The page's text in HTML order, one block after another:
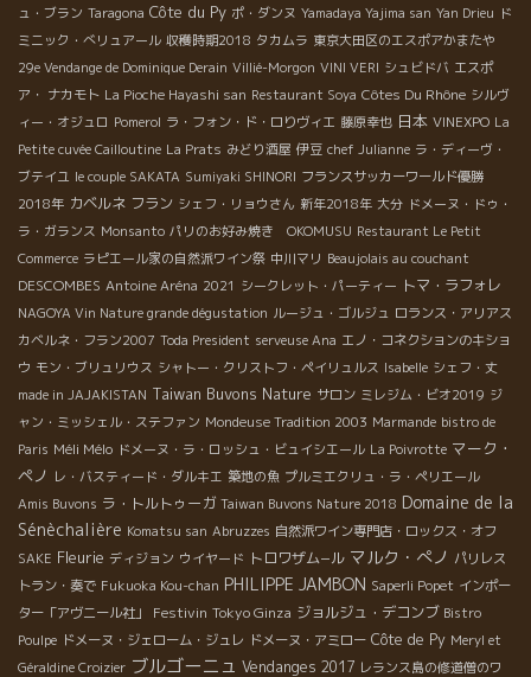
ュ・ブラン Taragona Côte du Py ポ・ダンヌ Yamadaya Yajima san Yan Drieu ド
ミニック・べリュアール 収穫時期2018 タカムラ 東京大田区のエスポアかまたや
29e Vendange de Dominique Derain Villié-Morgon VINI VERI シュビドバ エスポ
ア・ ナカモト La Pioche Hayashi san Restaurant Soya Côtes Du Rhône シルヴ
ィー・オジュロ Pomerol ラ・フォン・ド・ロりヴィエ 藤原幸也 日本 VINEXPO La
Petite cuvée Cailloutine La Prats みどり酒屋 伊豆 chef Julianne ラ・ディーヴ・
ブテイユ le couple SAKATA Sumiyaki SHINORI フランスサッカーワールド優勝
2018年 カベルネ フラン シェフ・リョウさん 新年2018年 大分 ドメーヌ・ドゥ・
ラ・ガランス Monsanto パリのお好み焼き OKOMUSU Restaurant Le Petit
Commerce ラピエール家の自然派ワイン祭 中川マリ Beaujolais au couchant
DESCOMBES Antoine Aréna 2021 シークレット・パーティー トマ・ラフォレ
NAGOYA Vin Nature grande dégustation ルージュ・ゴルジュ ロランス・アリアス
カベルネ・フラン2007 Toda President serveuse Ana エノ・コネクションのキショ
ウ モン・ブリュリウス シャトー・クリストフ・ペイリュルス Isabelle シェフ・丈
made in JAJAKISTAN Taiwan Buvons Nature サロン ミレジム・ビオ2019 ジ
ャン・ミッシェル・ステファン Mondeuse Tradition 2003 Marmande bistro de
Paris Méli Mélo ドメーヌ・ラ・ロッシュ・ビュイシエール La Poivrotte マーク・
ペノ レ・バスティード・ダルキエ 築地の魚 プルミエクリュ・ラ・ペリエール
Amis Buvons ラ・トルトゥーガ Taiwan Buvons Nature 2018 Domaine de la
Sénèchalière Komatsu san Abruzzes 自然派ワイン専門店・ロックス・オフ
SAKE Fleurie ディジョン ウイヤード トロワザム−ル マルク・ぺノ パリレス
トラン・奏で Fukuoka Kou-chan PHILIPPE JAMBON Saperli Popet インポー
ター「アヴニール社」
Festivin Tokyo Ginza ジョルジュ・デコンブ Bistro
Poulpe ドメーヌ・ジェローム・ジュレ ドメーヌ・アミロー Côte de Py Meryl et
Géraldine Croizier ブルゴーニュ Vendanges 2017 レランス島の修道僧のワ